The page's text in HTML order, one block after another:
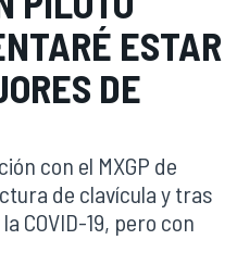
ESTAR
DE
con el MXGP de
de clavícula y tras
COVID-19, pero con